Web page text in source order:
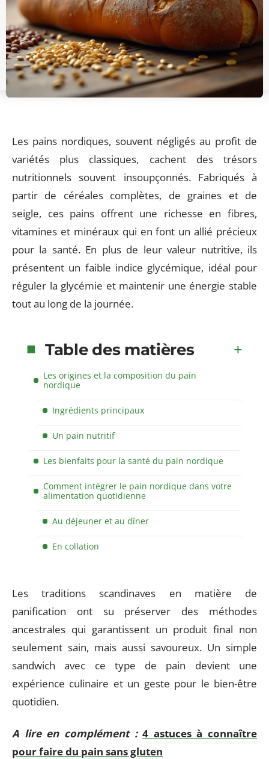
Les pains nordiques, souvent négligés au profit de
variétés plus classiques, cachent des trésors
nutritionnels souvent insoupçonnés. Fabriqués à
partir de céréales complètes, de graines et de
seigle, ces pains offrent une richesse en fibres,
vitamines et minéraux qui en font un allié précieux
pour la santé. En plus de leur valeur nutritive, ils
présentent un faible indice glycémique, idéal pour
réguler la glycémie et maintenir une énergie stable
tout au long de la journée.
Table des matières
Les origines et la composition du pain
nordique
Ingrédients principaux
Un pain nutritif
Les bienfaits pour la santé du pain nordique
Comment intégrer le pain nordique dans votre
alimentation quotidienne
Au déjeuner et au dîner
En collation
Les traditions scandinaves en matière de
panification ont su préserver des méthodes
ancestrales qui garantissent un produit final non
seulement sain, mais aussi savoureux. Un simple
sandwich avec ce type de pain devient une
expérience culinaire et un geste pour le bien-être
quotidien.
A lire en complément : 4 astuces à connaître
pour faire du pain sans gluten